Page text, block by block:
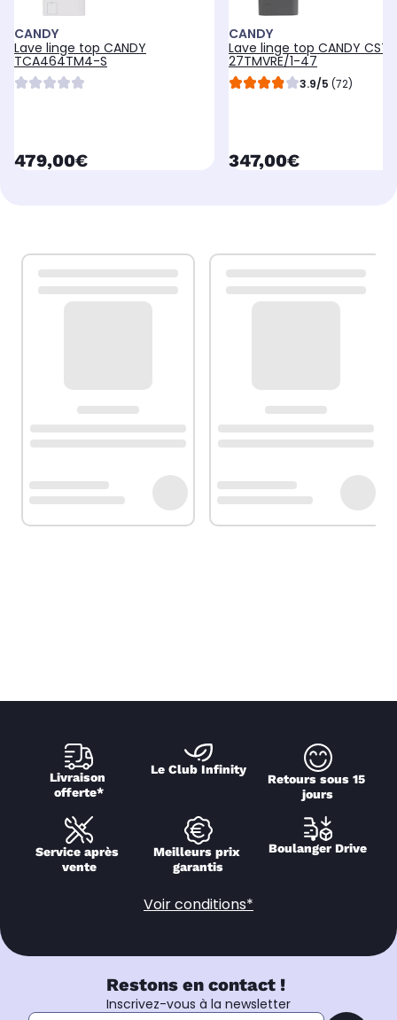
CANDY
Lave linge top CANDY
TCA464TM4-S
currentPrice
479,00€
CANDY
Lave linge top CANDY
27TMVRE/1-47
3.9/5 (72)
currentPrice
347,00€
Livraison
offerte*
Le Club Infinity
Retours sous 15
jours
Service après
vente
Meilleurs prix
garantis
Boulanger Drive
Voir conditions*
Restons en contact !
Inscrivez-vous à la newsletter